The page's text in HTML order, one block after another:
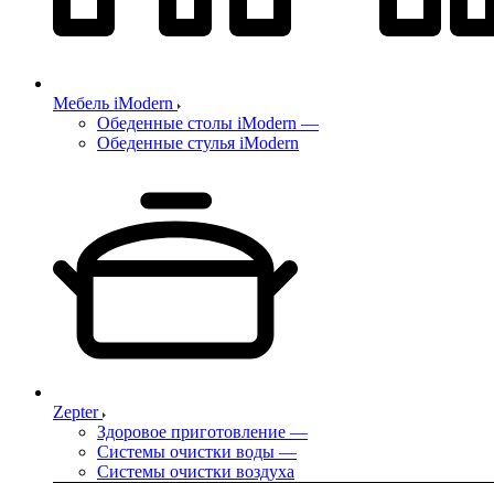
Мебель iModern
Обеденные столы iModern —
Обеденные стулья iModern
Zepter
Здоровое приготовление —
Системы очистки воды —
Системы очистки воздуха